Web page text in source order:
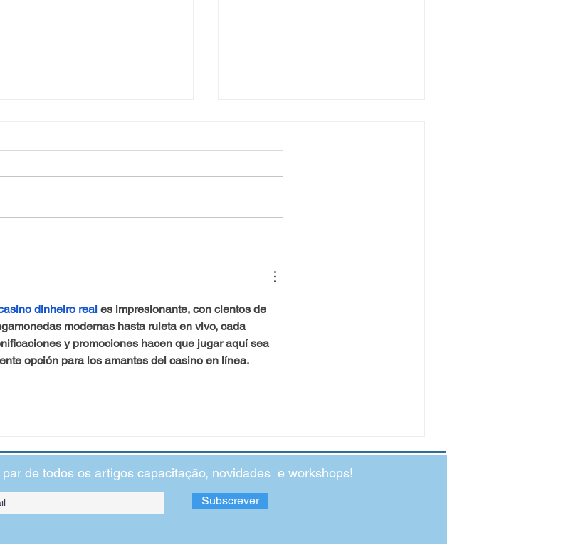
coração?
dinheiro real es impresionante, con cientos de
modernas hasta ruleta en vivo, cada
y promociones hacen que jugar aquí sea
opción para los amantes del casino en línea.
de todos os artigos capacitação, novidades e workshops!
Subscrever